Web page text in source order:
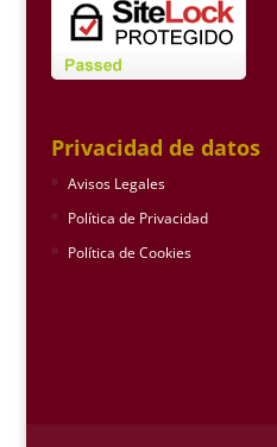
Privacidad de datos
Avisos Legales
Política de Privacidad
Política de Cookies